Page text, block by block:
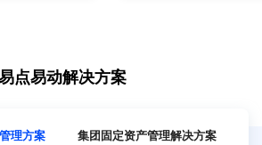
点易动解决方案
理方案 集团固定资产管理解决方案